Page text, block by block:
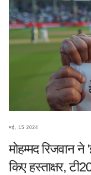
मई, 15 2024
मोहम्मद रिजवान ने
किए हस्ताक्षर,